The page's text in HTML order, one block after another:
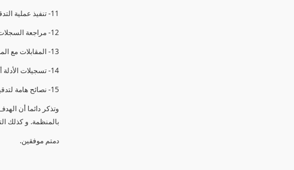
11- تنفيذ عملية التدقيق الداخلي والاجتماع الافتتاحي.
12- مراجعة السجلات والوثائق.
13- المقابلات مع الموظفين ومراقبة الانشطة والمرافق.
14- تسجيلات الأدلة أثناء التدقيق.
15- نصائح هامة لتدقيق ناجح.
وتذكر دائما أن
بالمنظمة. و كذلك
دمتم موفقين.